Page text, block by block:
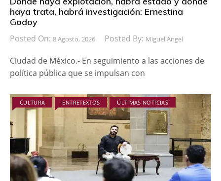
haya trata, habrá investigación: Ernestina
Godoy
Posted On: 8 Agosto, 2026 Posted By: Miguel Ángel
Ciudad de México.- En seguimiento a las acciones de
política pública que se impulsan con
CULTURA ENTRETEXTOS ÚLTIMAS NOTICIAS